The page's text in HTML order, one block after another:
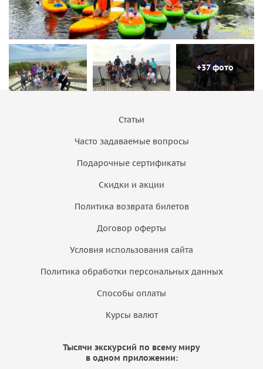
+37 фото
Статьи
Часто задаваемые вопросы
Подарочные сертификаты
Скидки и акции
Политика возврата билетов
Договор оферты
Условия использования сайта
Политика обработки персональных данных
Способы оплаты
Курсы валют
Тысячи экскурсий по всему миру
в одном приложении: